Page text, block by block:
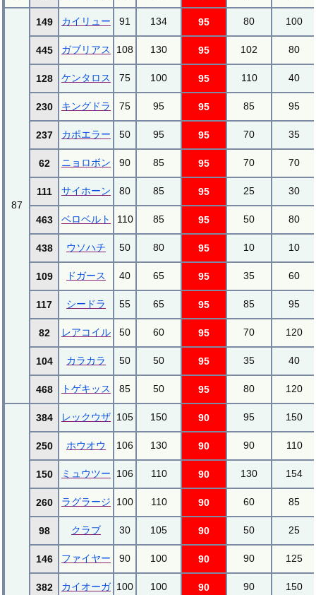
87
149 カイリュー 91 134 95 80 100
445 ガブリアス 108 130 95 102 80
128 ケンタロス 75 100 95 110 40
230 キングドラ 75 95 95 85 95
237 カポエラー 50 95 95 70 35
62 ニョロボン 90 85 95 70 70
111 サイホーン 80 85 95 25 30
463 ベロベルト 110 85 95 50 80
438 ウソハチ 50 80 95 10 10
109 ドガース 40 65 95 35 60
117 シードラ 55 65 95 85 95
82 レアコイル 50 60 95 70 120
104 カラカラ 50 50 95 35 40
468 トゲキッス 85 50 95 80 120
384 レックウザ 105 150 90 95 150
250 ホウオウ 106 130 90 90 110
150 ミュウツー 106 110 90 130 154
260 ラグラージ 100 110 90 60 85
98 クラブ 30 105 90 50 25
146 ファイヤー 90 100 90 90 125
382 カイオーガ 100 100 90 90 150